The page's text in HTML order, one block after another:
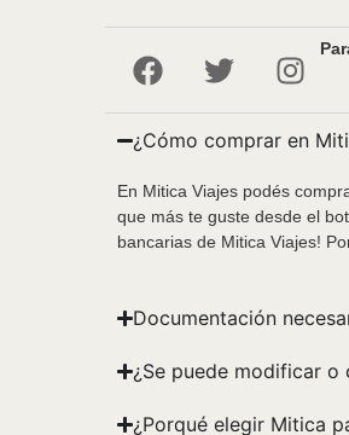
¿Cómo comprar en
En Mitica Viajes podés
que más te guste desde el
bancarias de Mitica Viajes!
Documentación
¿Se puede modificar o
¿Porqué elegir Mitica